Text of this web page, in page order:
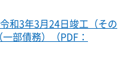
和3年3月24日竣工（その
部債務）（PDF：